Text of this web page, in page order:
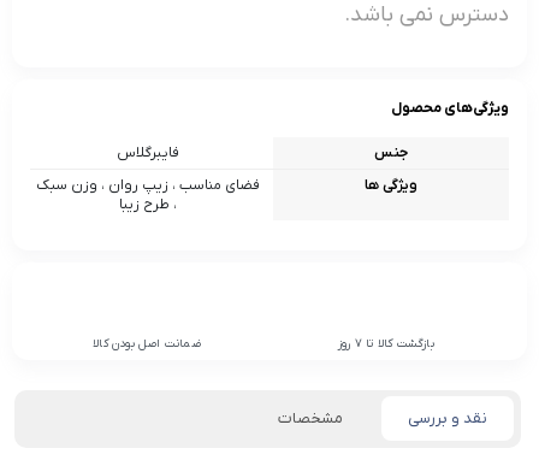
دسترس نمی باشد.
ویژگی‌های محصول
جنس
فایبرگلاس
ویژگی ها
فضای مناسب ، زیپ روان ، وزن سبک
، طرح زیبا
بازگشت کالا تا 7 روز ضمانت اصل بودن کالا
نقد و بررسی مشخصات